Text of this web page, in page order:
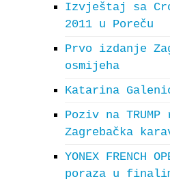
Izvještaj sa
2011 u Poreču
Prvo izdanje
osmijeha
Katarina
Poziv na
Zagrebačka
YONEX
poraza u